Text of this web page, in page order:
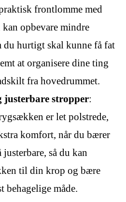
frontlomme med
opbevare mindre
du hurtigt skal kunne få fat
at organisere dine ting
fra hovedrummet.
justerbare stropper:
er let polstrede,
komfort, når du bærer
justerbare, så du kan
til din krop og bære
behagelige måde.